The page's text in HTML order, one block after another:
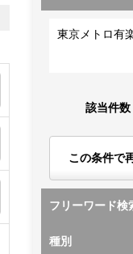
東京メトロ有
該当件数
この条件で
フリーワード検
種別